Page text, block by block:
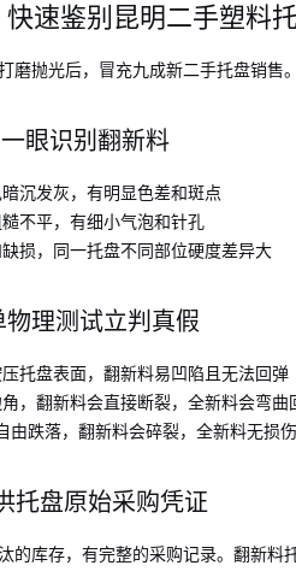
速鉴别昆明二手塑料
磨抛光后，冒充九成新二手托盘销售
眼识别翻新料
沉发灰，有明显色差和斑点
不平，有细小气泡和针孔
损，同一托盘不同部位硬度差异大
理测试立判真假
托盘表面，翻新料易凹陷且无法回弹
，翻新料会直接断裂，全新料会弯曲
由跌落，翻新料会碎裂，全新料无损伤
托盘原始采购凭证
的库存，有完整的采购记录。翻新料